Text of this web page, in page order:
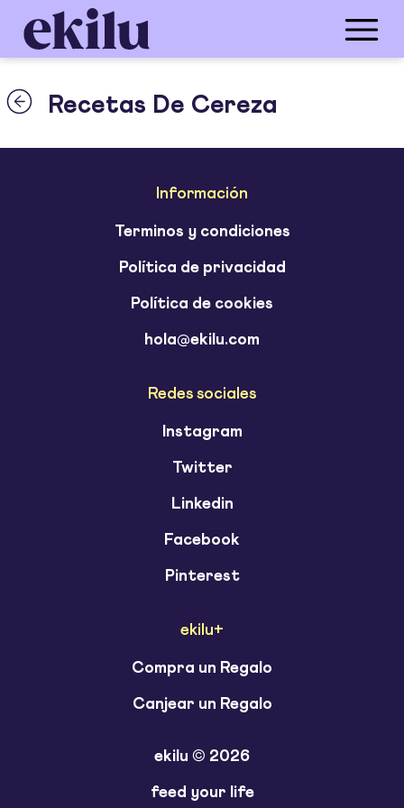
Recetas De Cereza
Información
Terminos y condiciones
Política de privacidad
Política de cookies
hola@ekilu.com
Redes sociales
Instagram
Twitter
Linkedin
Facebook
Pinterest
ekilu+
Compra un Regalo
Canjear un Regalo
ekilu © 2026
feed your life